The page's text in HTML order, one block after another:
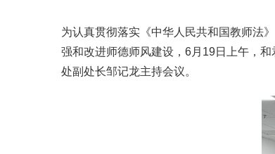
为认真贯彻落实《中华人民共和国教师法
强和改进师德师风建设，6月19日上午，
处副处长邹记龙主持会议。